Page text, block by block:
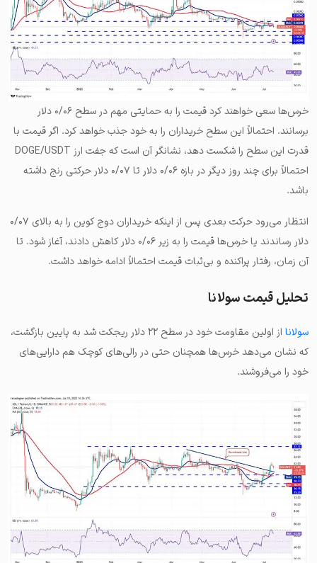
خرس‌ها سعی خواهند کرد قیمت را به حمایتی مهم در سطح ۰/۰۶ دلار
برسانند. احتمالاً این سطح خریداران را به خود جذب خواهد کرد. اگر قیمت با
قدرت این سطح را شکست دهد، نشانگر آن است که جفت ارز DOGE/USDT
احتمالاً برای چند روز دیگر در بازه ۰/۰۶ دلار تا ۰/۰۷ دلار حرکتی رنج داشته
باشد.
انتظار می‌رود حرکت بعدی پس از اینکه خریداران دوج کوین‌ را به بالای ۰/۰۷
دلار رساندند یا خرس‌ها قیمت را به زیر ۰/۰۶ دلار کاهش دادند، آغاز شود. تا
آن زمان، رفتار پراکنده و بی‌ثبات قیمت احتمالاً ادامه خواهد داشت.
تحلیل قیمت سولانا
سولانا
از اولین مقاومت خود در سطح ۲۲ دلار ریجکت شد به پایین بازگشت،
که نشان‌ می‌دهد خرس‌ها همچنان حتی در رالی‌های کوچک هم دارایی‌های
خود را می‌فروشند.